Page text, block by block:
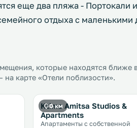
еще два пляжа - Портокали
отдыха с маленькими
которые находятся ближе
карте «Отели поблизости».
0 км
Ktima Amitsa Studios &
Apartments
Апартаменты с собственной